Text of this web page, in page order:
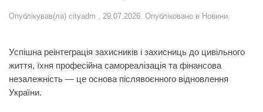
Опублікував(ла) cityadm , 29.07.2026. Опубліковано в Новини.
Успішна реінтеграція захисників і захисниць до цивільного
життя, їхня професійна самореалізація та фінансова
незалежність — це основа післявоєнного відновлення
України.